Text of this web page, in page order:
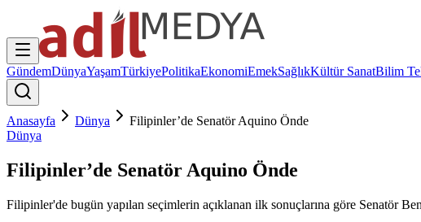
GündemDünyaYaşamTürkiyePolitikaEkonomiEmekSağlıkKültür SanatBilim
Anasayfa Dünya
Filipinler’de Senatör Aquino Önde
Dünya
Filipinler’de Senatör Aquino Önde
Filipinler'de bugün yapılan seçimlerin açıklanan ilk sonuçlarına göre Senatör